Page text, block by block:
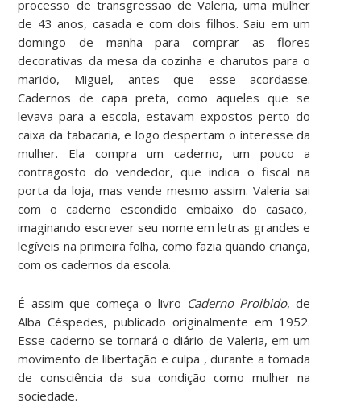
processo de transgressão de Valeria, uma mulher
de 43 anos, casada e com dois filhos. Saiu em um
domingo de manhã para comprar as flores
decorativas da mesa da cozinha e charutos para o
marido, Miguel, antes que esse acordasse.
Cadernos de capa preta, como aqueles que se
levava para a escola, estavam expostos perto do
caixa da tabacaria, e logo despertam o interesse da
mulher. Ela compra um caderno, um pouco a
contragosto do vendedor, que indica o fiscal na
porta da loja, mas vende mesmo assim. Valeria sai
com o caderno escondido embaixo do casaco,
imaginando escrever seu nome em letras grandes e
legíveis na primeira folha, como fazia quando criança,
com os cadernos da escola.
É assim que começa o livro Caderno Proibido, de
Alba Céspedes, publicado originalmente em 1952.
Esse caderno se tornará o diário de Valeria, em um
movimento de libertação e culpa , durante a tomada
de consciência da sua condição como mulher na
sociedade.